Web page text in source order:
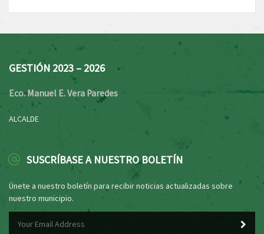
GESTIÓN 2023 – 2026
Eco. Manuel E. Vera Paredes
ALCALDE
SUSCRÍBASE A NUESTRO BOLETÍN
Únete a nuestro boletín para recibir noticias actualizadas sobre
nuestro municipio.